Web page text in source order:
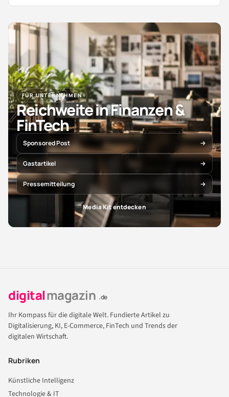
FÜR UNTERNEHMEN
Reichweite in Finanzen &
FinTech
Sponsored Post
Gastartikel
Pressemitteilung
Media Kit entdecken
digitalmagazin .de
Ihr Kompass für die digitale Welt. Fundierte Artikel zu
Digitalisierung, KI, E-Commerce, FinTech und Trends der
digitalen Wirtschaft.
Rubriken
Künstliche Intelligenz
Technologie & IT